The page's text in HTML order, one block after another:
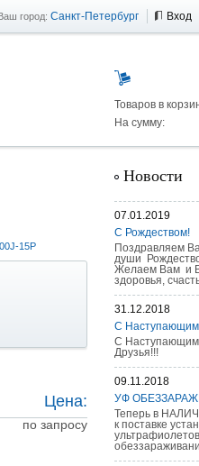
город: Санкт-Петербург Вход
Товаров в
На сумму:
15P
25 г/п
Цена:
по запросу
Новости
07.01.2019
С Рождеством!
Поздравляем
души
Желаем Вам и
здоровья,
31.12.2018
С
С
Друзья!!!
09.11.2018
УФ
Теперь в
к поставке